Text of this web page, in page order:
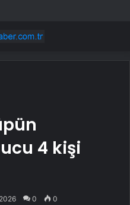
eri hayatını kaybetti
4 kişi
0 0